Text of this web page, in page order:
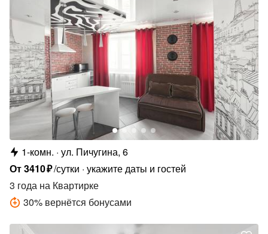
1-комн. ул. Пичугина, 6
От3410₽/сутки укажите даты и гостей
3 года на Квартирке
30% вернётся бонусами